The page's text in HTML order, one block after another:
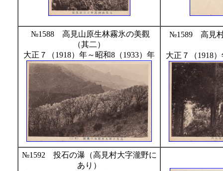
№1588 高見山原生林霧氷の美觀
（其二）
大正７（1918）年～昭和8（1933）年
№1589 高見村
大正７（1918
№1592 投石の瀑（高見村大字瀧野に
あり）